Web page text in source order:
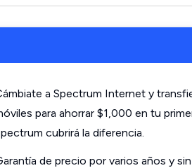
a Spectrum Internet y
para ahorrar $1,000 en tu
cubrirá la diferencia.
de precio por varios años y